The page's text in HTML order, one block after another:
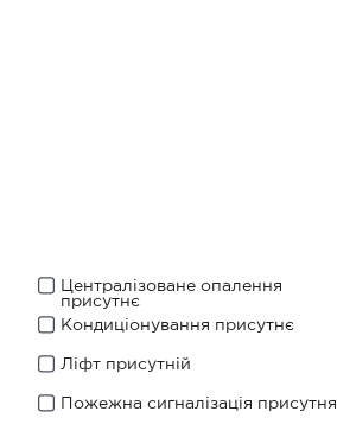
Централізоване опалення
присутнє
Кондиціонування присутнє
Ліфт присутній
Пожежна сигналізація присутня